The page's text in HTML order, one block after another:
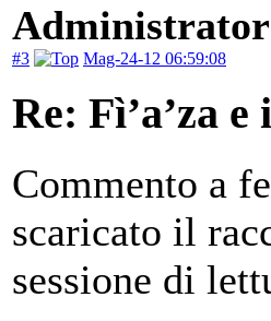
Administrator
#3 Mag-24-12 06:59:08
Re: Fì’a’za
Commento a
scaricato il
sessione di